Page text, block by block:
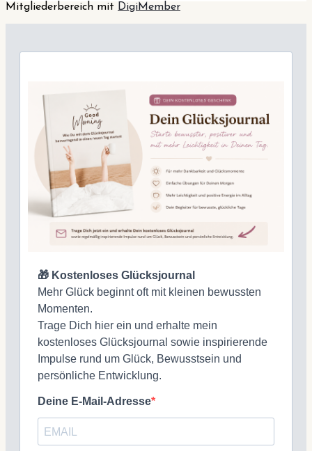
Mitgliederbereich mit DigiMember